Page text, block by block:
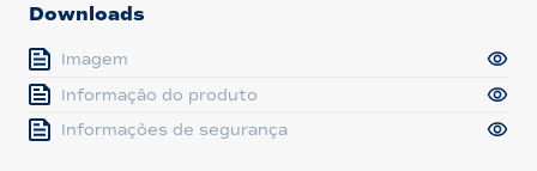
Downloads
Imagem
Informação do produto
Informações de segurança